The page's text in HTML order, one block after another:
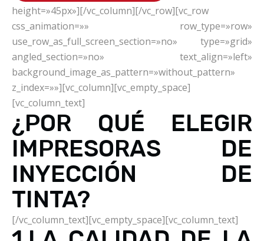
height=»45px»][/vc_column][/vc_row][vc_row
css_animation=»» row_type=»row»
use_row_as_full_screen_section=»no» type=»grid»
angled_section=»no» text_align=»left»
background_image_as_pattern=»without_pattern»
z_index=»»][vc_column][vc_empty_space]
[vc_column_text]
¿POR QUÉ ELEGIR
IMPRESORAS DE
INYECCIÓN DE
TINTA?
[/vc_column_text][vc_empty_space][vc_column_text]